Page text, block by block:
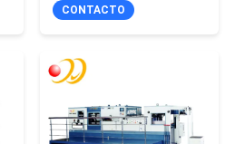
superior e inferior de la
CONTACTO